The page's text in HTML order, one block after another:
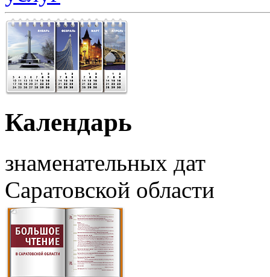
Календарь
знаменательных дат
Саратовской области